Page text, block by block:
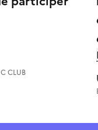
CLUB